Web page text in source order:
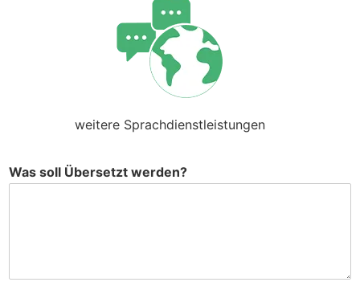
weitere Sprachdienstleistungen
Was soll Übersetzt werden?